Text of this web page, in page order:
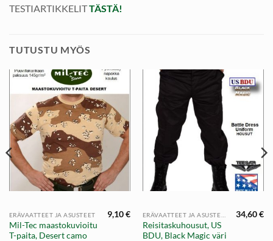
TESTIARTIKKELITTÄSTÄ!
TUTUSTU MYÖS
ERÄVAATTEET JA ASUSTEET
Mil-Tec maastokuvioitu
T-paita, Desert camo
9,10€
Reisitaskuhousut, US
BDU, Black Magic väri
34,60€